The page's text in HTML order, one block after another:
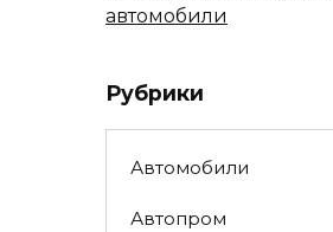
автомобили
Рубрики
Автомобили
Автопром